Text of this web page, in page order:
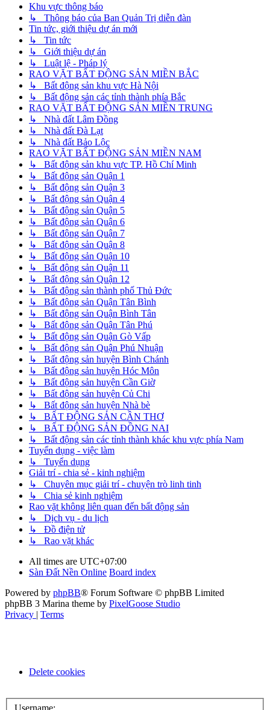
Khu vực thông báo
↳ Thông báo của Ban Quản Trị diễn đàn
Tin tức, giới thiệu dự án mới
↳ Tin tức
↳ Giới thiệu dự án
↳ Luật lệ - Pháp lý
RAO VẶT BẤT ĐỘNG SẢN MIỀN BẮC
↳ Bất động sản khu vực Hà Nội
↳ Bất động sản các tỉnh thành phía Bắc
RAO VẶT BẤT ĐỘNG SẢN MIỀN TRUNG
↳ Nhà đất Lâm Đồng
↳ Nhà đất Đà Lạt
↳ Nhà đất Bảo Lộc
RAO VẶT BẤT ĐỘNG SẢN MIỀN NAM
↳ Bất động sản khu vực TP. Hồ Chí Minh
↳ Bất động sản Quận 1
↳ Bất động sản Quận 3
↳ Bất động sản Quận 4
↳ Bất động sản Quận 5
↳ Bất động sản Quận 6
↳ Bất động sản Quận 7
↳ Bất động sản Quận 8
↳ Bất động sản Quận 10
↳ Bất động sản Quận 11
↳ Bất động sản Quận 12
↳ Bất động sản thành phố Thủ Đức
↳ Bất động sản Quận Tân Bình
↳ Bất động sản Quận Bình Tân
↳ Bất động sản Quận Tân Phú
↳ Bất động sản Quận Gò Vấp
↳ Bất động sản Quận Phú Nhuận
↳ Bất động sản huyện Bình Chánh
↳ Bất động sản huyện Hóc Môn
↳ Bất động sản huyện Cần Giờ
↳ Bất động sản huyện Củ Chi
↳ Bất động sản huyện Nhà bè
↳ BẤT ĐỘNG SẢN CẦN THƠ
↳ BẤT ĐỘNG SẢN ĐỒNG NAI
↳ Bất động sản các tỉnh thành khác khu vực phía Nam
Tuyển dụng - việc làm
↳ Tuyển dụng
Giải trí - chia sẻ - kinh nghiệm
↳ Chuyên mục giải trí - chuyện trò linh tinh
↳ Chia sẻ kinh nghiệm
Rao vặt không liên quan đến bất động sản
↳ Dịch vụ - du lịch
↳ Đồ điện tử
↳ Rao vặt khác
All times are UTC+07:00
Sàn Đất Nền Online Board index
Powered by phpBB® Forum Software © phpBB Limited
phpBB 3 Marina theme by PixelGoose Studio
Privacy | Terms
Delete cookies
Username: